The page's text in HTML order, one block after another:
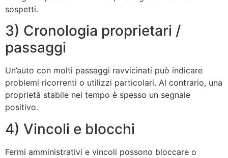
sospetti.
3) Cronologia proprietari /
passaggi
Un’auto con molti passaggi ravvicinati può indicare
problemi ricorrenti o utilizzi particolari. Al contrario, una
proprietà stabile nel tempo è spesso un segnale
positivo.
4) Vincoli e blocchi
Fermi amministrativi e vincoli possono bloccare o